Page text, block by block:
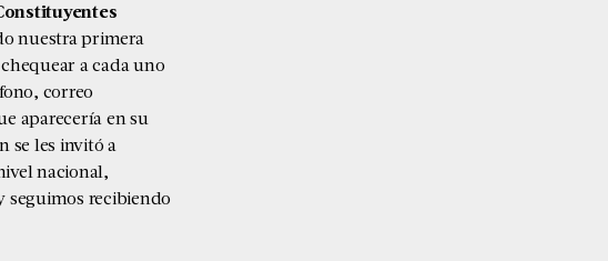
nuestra primera
a cada uno
correo
aparecería en su
se les invitó a
nacional,
seguimos recibiendo